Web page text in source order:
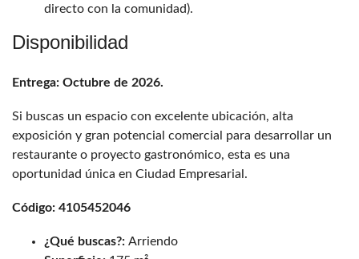
directo con la comunidad).
Disponibilidad
Entrega: Octubre de 2026.
Si buscas un espacio con excelente ubicación, alta
exposición y gran potencial comercial para desarrollar un
restaurante o proyecto gastronómico, esta es una
oportunidad única en Ciudad Empresarial.
Código: 4105452046
¿Qué buscas?: Arriendo